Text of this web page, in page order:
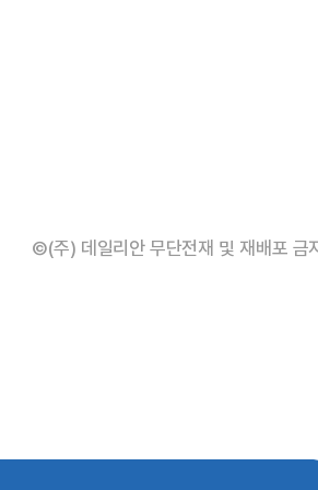
©(주) 데일리안 무단전재 및 재배포 금